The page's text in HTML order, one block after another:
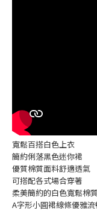
寬鬆百搭白色上衣
簡約俐落黑色迷你裙
優質棉質面料舒適透氣
可搭配各式場合穿著
柔美簡約的白色寬鬆棉
A字形小圓裙線條優雅